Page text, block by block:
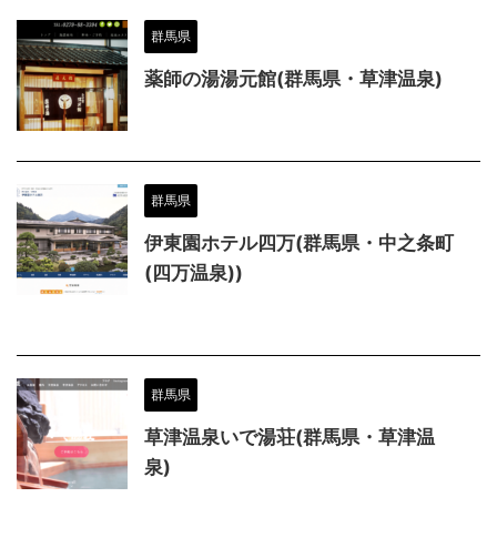
群馬県
薬師の湯湯元館(群馬県・草津温泉)
群馬県
伊東園ホテル四万(群馬県・中之条町
(四万温泉))
群馬県
草津温泉いで湯荘(群馬県・草津温
泉)